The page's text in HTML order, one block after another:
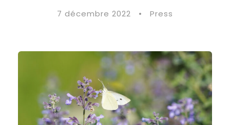
7 décembre 2022 • Press